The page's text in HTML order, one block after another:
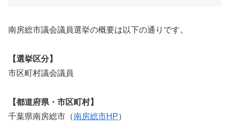
南房総市議会議員選挙の概要は以下の通りです。
【選挙区分】
市区町村議会議員
【都道府県・市区町村】
千葉県南房総市（南房総市HP）